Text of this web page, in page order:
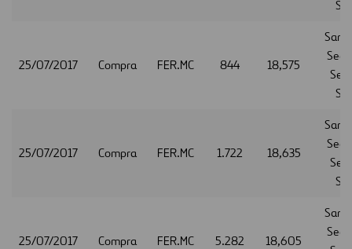
25/07/2017 Compra FER.MC 844 18,575
25/07/2017 Compra FER.MC 1.722 18,635
25/07/2017 Compra FER.MC 5.282 18,605